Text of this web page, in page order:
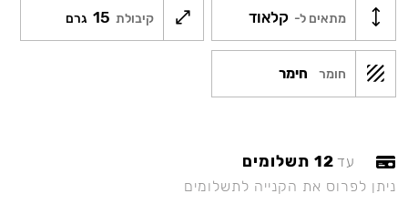
מתאים ל- קלאוד קיבולת 15 גרם
חומר חימר
עד 12 תשלומים
ניתן לפרוס את הקנייה לתשלומים